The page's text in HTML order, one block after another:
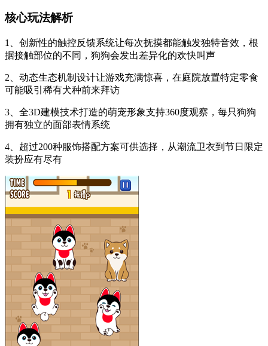
核心玩法解析
1、创新性的触控反馈系统让每次抚摸都能触发独特音效，根
据接触部位的不同，狗狗会发出差异化的欢快叫声
2、动态生态机制设计让游戏充满惊喜，在庭院放置特定零食
可能吸引稀有犬种前来拜访
3、全3D建模技术打造的萌宠形象支持360度观察，每只狗狗
拥有独立的面部表情系统
4、超过200种服饰搭配方案可供选择，从潮流卫衣到节日限定
装扮应有尽有